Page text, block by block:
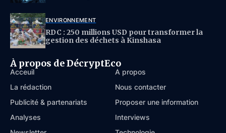
ENVIRONNEMENT
RDC : 250 millions USD pour transformer la
gestion des déchets à Kinshasa
À propos de DécryptEco
Acceuil
À propos
La rédaction
Nous contacter
Publicité & partenariats
Proposer une information
Analyses
Interviews